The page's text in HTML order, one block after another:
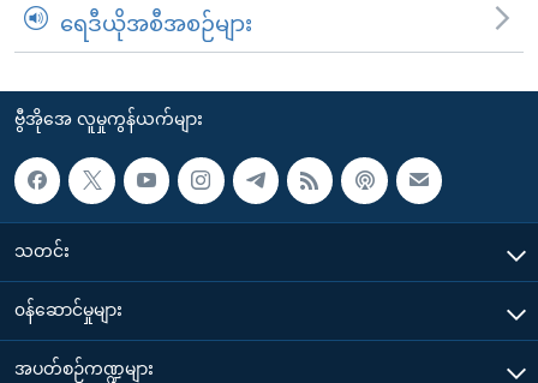
ရေဒီယိုအစီအစဉ်များ
ဗွီအိုအေ လူမှုကွန်ယက်များ
သတင်း
၀န်ဆောင်မှုများ
အပတ်စဉ်ကဏ္ဍများ